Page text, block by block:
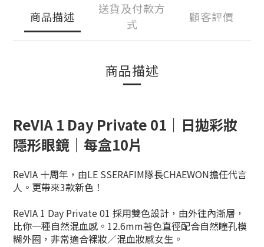
商品描述
送貨及付款方
式
顧客評價
商品描述
ReVIA 1 Day Private 01｜日拋彩妝
隱形眼鏡｜每盒10片
ReVIA 十周年，由LE SSERAFIM隊長CHAEWON擔任代言
人。更帶來3款新色！
ReVIA 1 Day Private 01 採用雙色設計，由外往內漸層，
比你一種自然混血感。12.6mm著色直徑配合自然瞳孔模
糊外圈，非常適合裸妝／混血妝感女生。